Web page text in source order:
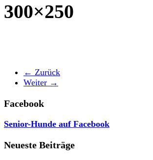
300×250
← Zurück
Weiter →
Facebook
Senior-Hunde auf Facebook
Neueste Beiträge